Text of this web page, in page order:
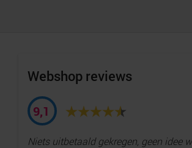
Webshop reviews
9,1
Niets uitbetaald gekregen, geen idee